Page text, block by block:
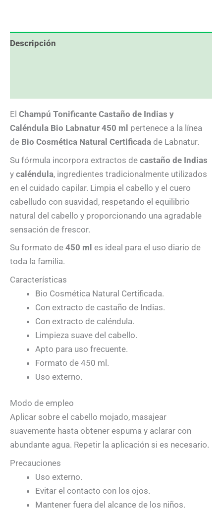
Descripción
El Champú Tonificante Castaño de Indias y
Caléndula Bio Labnatur 450 ml pertenece a la línea
de Bio Cosmética Natural Certificada de Labnatur.
Su fórmula incorpora extractos de castaño de Indias
y caléndula, ingredientes tradicionalmente utilizados
en el cuidado capilar. Limpia el cabello y el cuero
cabelludo con suavidad, respetando el equilibrio
natural del cabello y proporcionando una agradable
sensación de frescor.
Su formato de 450 ml es ideal para el uso diario de
toda la familia.
Características
Bio Cosmética Natural Certificada.
Con extracto de castaño de Indias.
Con extracto de caléndula.
Limpieza suave del cabello.
Apto para uso frecuente.
Formato de 450 ml.
Uso externo.
Modo de empleo
Aplicar sobre el cabello mojado, masajear
suavemente hasta obtener espuma y aclarar con
abundante agua. Repetir la aplicación si es necesario.
Precauciones
Uso externo.
Evitar el contacto con los ojos.
Mantener fuera del alcance de los niños.